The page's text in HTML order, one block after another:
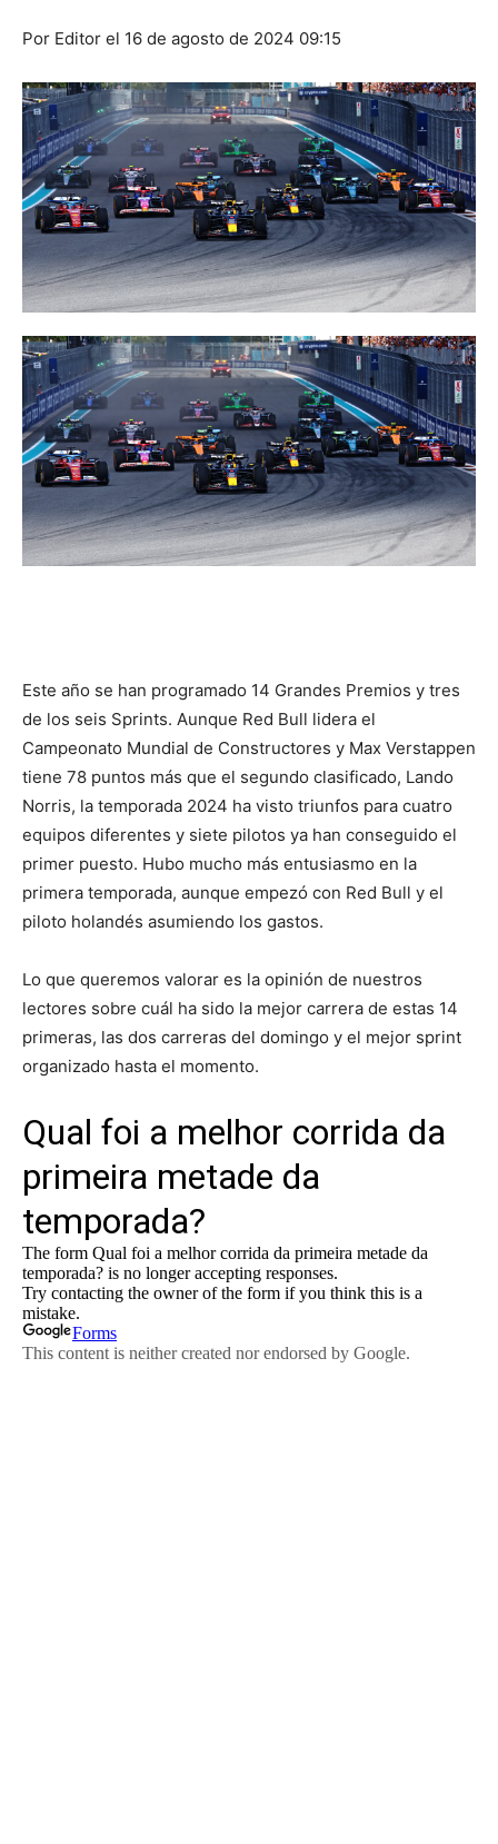
Por Editor el 16 de agosto de 2024 09:15
Este año se han programado 14 Grandes Premios y tres
de los seis Sprints. Aunque Red Bull lidera el
Campeonato Mundial de Constructores y Max Verstappen
tiene 78 puntos más que el segundo clasificado, Lando
Norris, la temporada 2024 ha visto triunfos para cuatro
equipos diferentes y siete pilotos ya han conseguido el
primer puesto. Hubo mucho más entusiasmo en la
primera temporada, aunque empezó con Red Bull y el
piloto holandés asumiendo los gastos.
Lo que queremos valorar es la opinión de nuestros
lectores sobre cuál ha sido la mejor carrera de estas 14
primeras, las dos carreras del domingo y el mejor sprint
organizado hasta el momento.